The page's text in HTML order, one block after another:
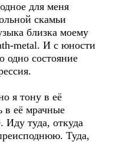
для меня
скамьи
близка моему
metal. И с юности
одно состояние
я тону в её
в её мрачные
туда, откуда
Туда,